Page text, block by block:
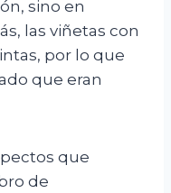
sino en
las viñetas con
por lo que
que eran
que
de